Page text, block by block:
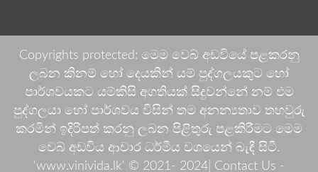
Copyrights protected: මෙම වෙබ් අඩවියේ පළකරනු
ලබන කිනම් හෝ දෙයකින් යම් පුද්ගලයකුට හෝ
පාර්ශවයකට යම්කිසි අගතියක් සිදුවන්නේ නම් එම
පුද්ගලයා හෝ පාර්ශවය විසින් තම අනන්‍යතාව තහවුරු
කරමින් ඉදිරිපත් කරනු ලබන පිළිතුරු පළකිරීමට මෙම
වෙබ් අඩවිය ආචාර ධර්මීය වශයෙන් බැඳී සිටී.
'www.vinivida.lk' © 2021- 2024| Contact Us -